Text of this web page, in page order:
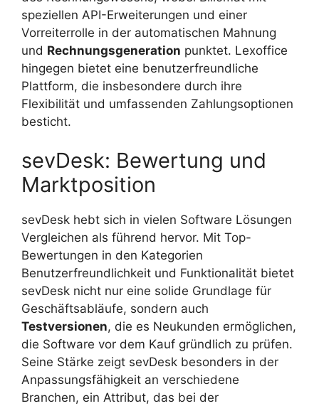
speziellen API-Erweiterungen und einer
Vorreiterrolle in der automatischen Mahnung
und Rechnungsgeneration punktet. Lexoffice
hingegen bietet eine benutzerfreundliche
Plattform, die insbesondere durch ihre
Flexibilität und umfassenden Zahlungsoptionen
besticht.
sevDesk: Bewertung und
Marktposition
sevDesk hebt sich in vielen Software Lösungen
Vergleichen als führend hervor. Mit Top-
Bewertungen in den Kategorien
Benutzerfreundlichkeit und Funktionalität bietet
sevDesk nicht nur eine solide Grundlage für
Geschäftsabläufe, sondern auch
Testversionen, die es Neukunden ermöglichen,
die Software vor dem Kauf gründlich zu prüfen.
Seine Stärke zeigt sevDesk besonders in der
Anpassungsfähigkeit an verschiedene
Branchen, ein Attribut, das bei der